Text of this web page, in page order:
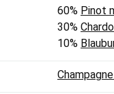
60% Pinot
30%
10%